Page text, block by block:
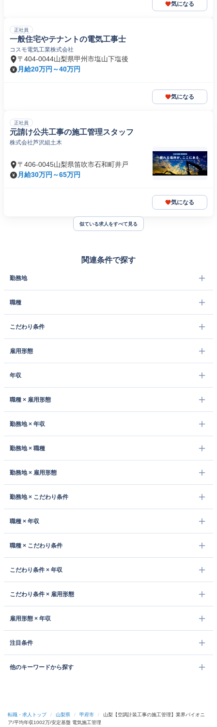
気になる
正社員
一般住宅やテナントの電気工事士
コスモ電気工業株式会社
〒404-0044山梨県甲州市塩山下塩後
月給20万円～40万円
気になる
正社員
元請け公共工事の施工管理スタッフ
株式会社芦沢組土木
〒406-0045山梨県笛吹市石和町井戸
月給30万円～65万円
気になる
似ている求人をすべて見る
関連条件で探す
勤務地
職種
こだわり条件
雇用形態
年収
職種 × 雇用形態
勤務地 × 年収
勤務地 × 職種
勤務地 × 雇用形態
勤務地 × こだわり条件
職種 × 年収
職種 × こだわり条件
こだわり条件 × 年収
こだわり条件 × 雇用形態
雇用形態 × 年収
注目条件
他のキーワードから探す
転職・求人トップ / 山梨県 / 甲府市 /
山梨【空調計装工事の施工管理】業界パイオニ
ア/平均年収1002万/安定基盤 電気施工管理